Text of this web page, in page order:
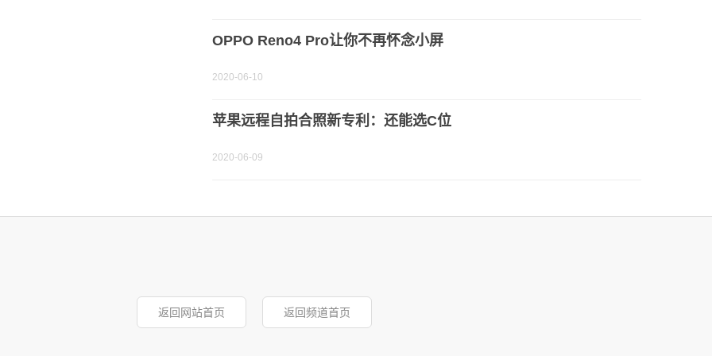
OPPO Reno4 Pro让你不再怀念小屏
2020-06-10
苹果远程自拍合照新专利：还能选C位
2020-06-09
返回网站首页 返回频道首页